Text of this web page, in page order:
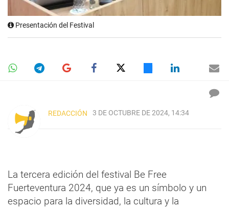
Presentación del Festival
REDACCIÓN 3 DE OCTUBRE DE 2024, 14:34
La tercera edición del festival Be Free
Fuerteventura 2024, que ya es un símbolo y un
espacio para la diversidad, la cultura y la